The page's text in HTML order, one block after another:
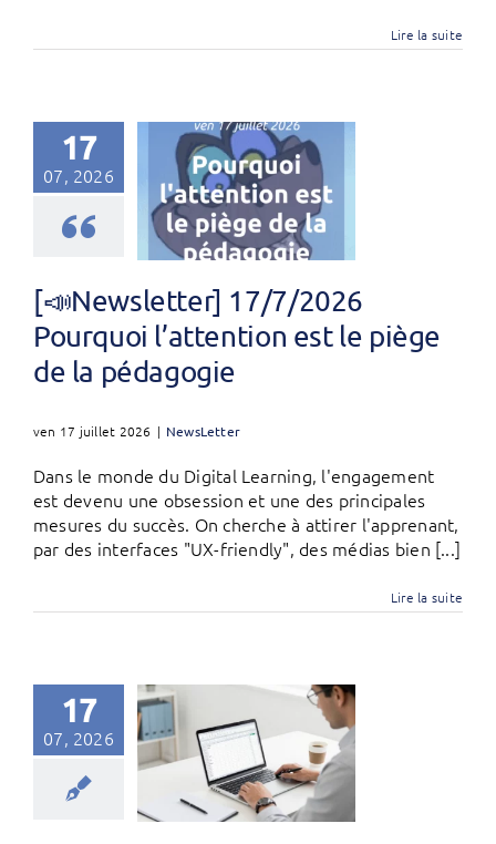
Lire la suite
17
07, 2026
[📣Newsletter] 17/7/2026
Pourquoi l’attention est le piège
de la pédagogie
ven 17 juillet 2026 | NewsLetter
Dans le monde du Digital Learning, l'engagement
est devenu une obsession et une des principales
mesures du succès. On cherche à attirer l'apprenant,
par des interfaces "UX-friendly", des médias bien [...]
Lire la suite
17
07, 2026